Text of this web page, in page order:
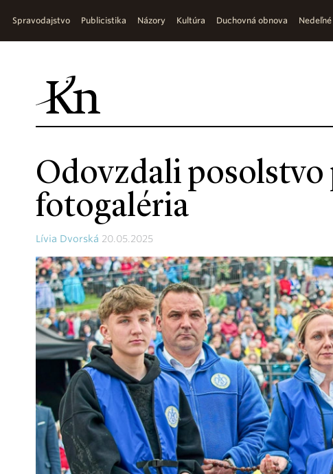
Spravodajstvo Publicistika Názory Kultúra Duchovná obnova
Odovzdali posolstvo
fotogaléria
Lívia Dvorská 20.05.2025